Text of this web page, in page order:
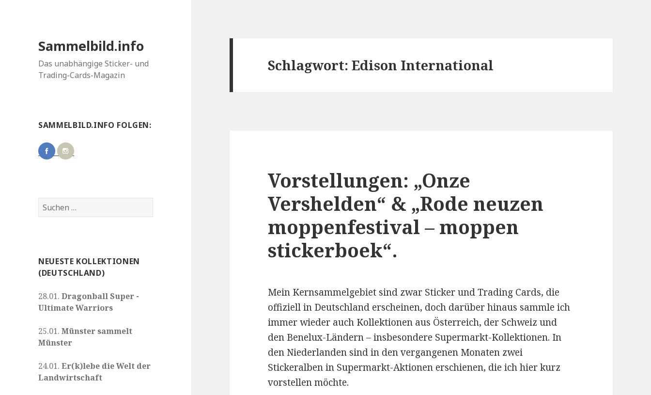
Sammelbild.info
Das unabhängige Sticker- und
Trading-Cards-Magazin
SAMMELBILD.INFO FOLGEN:
Suchen
nach:
NEUESTE KOLLEKTIONEN
(DEUTSCHLAND)
28.01.Dragonball Super -
Ultimate Warriors
25.01.Münster sammelt
Münster
24.01.Er(k)lebe die Welt der
Landwirtschaft
Schlagwort:Edison International
Vorstellungen: „Onze
Vershelden“ & „Rode neuzen
moppenfestival – moppen
stickerboek“.
Mein Kernsammelgebiet sind zwar Sticker und Trading Cards, die
offiziell in Deutschland erscheinen, doch darüber hinaus sammle ich
immer wieder auch Kollektionen aus Österreich, der Schweiz und
den Benelux-Ländern – insbesondere Supermarkt-Kollektionen. In
den Niederlanden sind in den vergangenen Monaten zwei
Stickeralben in Supermarkt-Aktionen erschienen, die ich hier kurz
vorstellen möchte.